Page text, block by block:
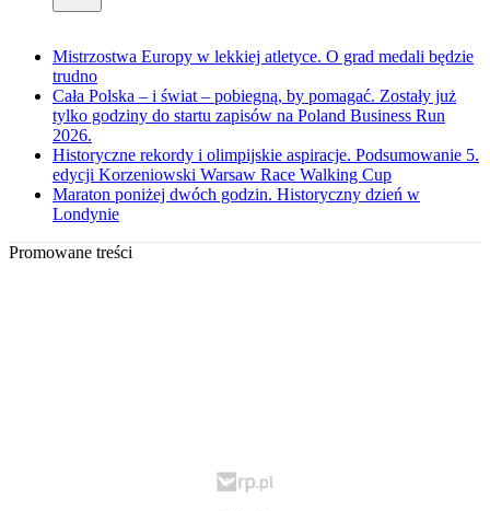
Mistrzostwa Europy w lekkiej atletyce. O grad medali będzie
trudno
Cała Polska – i świat – pobiegną, by pomagać. Zostały już
tylko godziny do startu zapisów na Poland Business Run
2026.
Historyczne rekordy i olimpijskie aspiracje. Podsumowanie 5.
edycji Korzeniowski Warsaw Race Walking Cup
Maraton poniżej dwóch godzin. Historyczny dzień w
Londynie
Promowane treści